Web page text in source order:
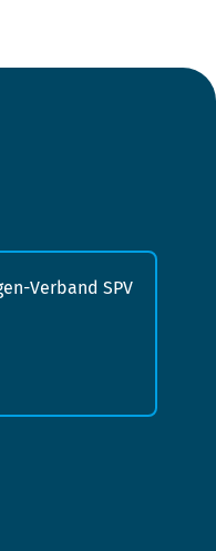
Verband SPV